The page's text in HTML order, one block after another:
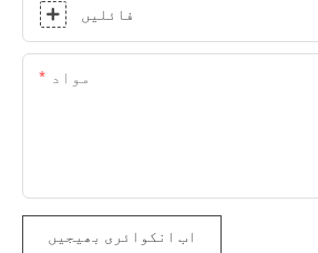
فائلیں
مواد
اب انکوائری بھیجیں